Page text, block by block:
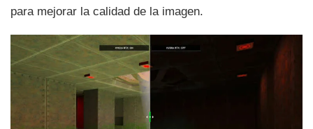
para mejorar la calidad de la imagen.